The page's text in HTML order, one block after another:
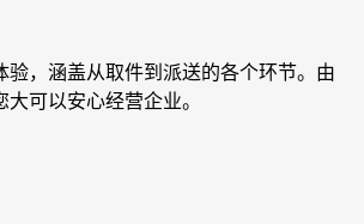
验，涵盖从取件到派送的各个环节。由
可以安心经营企业。